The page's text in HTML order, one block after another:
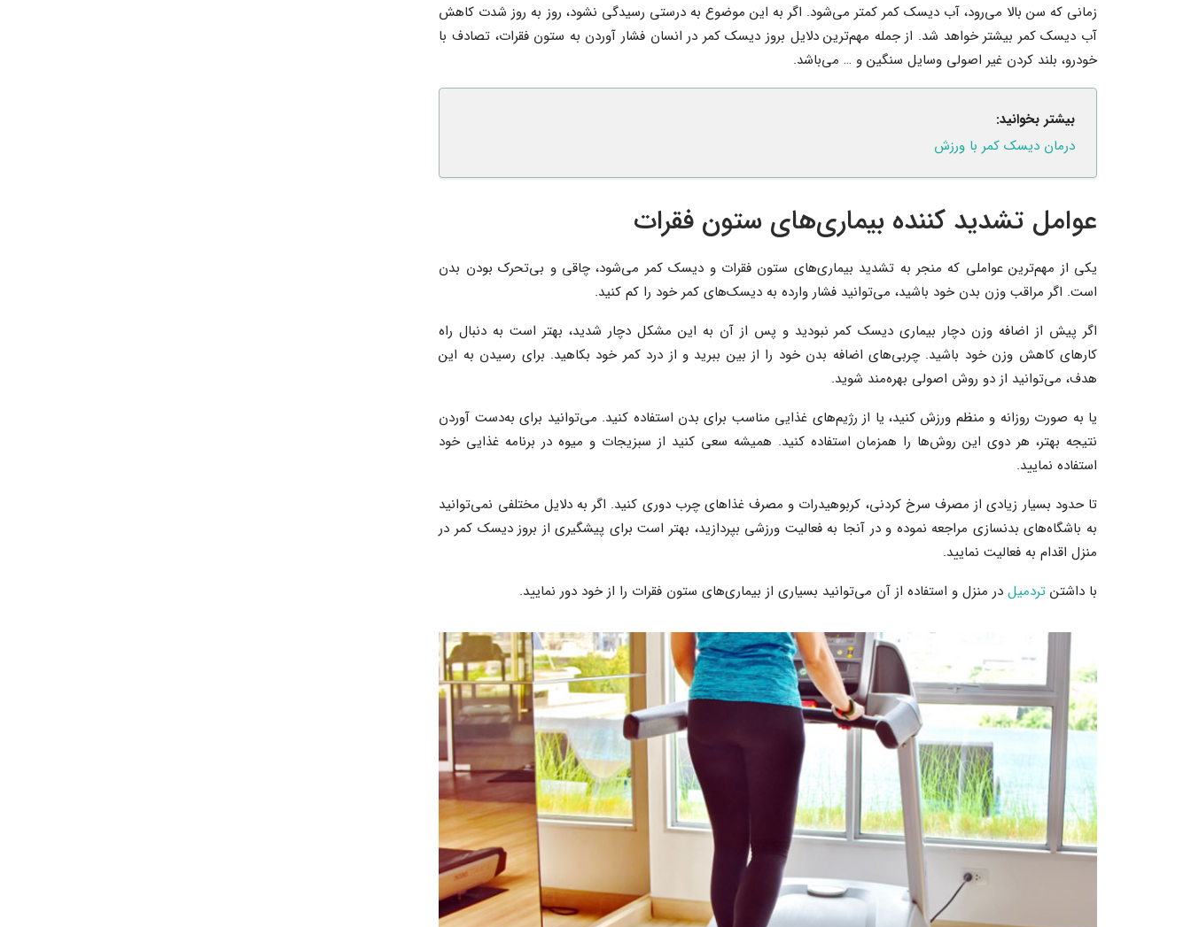
زمانی که سن بالا می‌رود، آب دیسک کمر کمتر می‌شود. اگر به این موضوع به درستی رسیدگی نشود، روز به روز شدت کاهش
آب دیسک کمر بیشتر خواهد شد. از جمله مهم‌ترین دلایل بروز دیسک کمر در انسان فشار آوردن به ستون فقرات، تصادف با
خودرو، بلند کردن غیر اصولی وسایل سنگین و … می‌باشد.
بیشتر بخوانید:
درمان دیسک کمر با ورزش
عوامل تشدید کننده بیماری‌های ستون فقرات
یکی از مهم‌ترین عواملی که منجر به تشدید بیماری‌های ستون فقرات و دیسک کمر می‌شود، چاقی و بی‌تحرک بودن بدن
است. اگر مراقب وزن بدن خود باشید، می‌توانید فشار وارده به دیسک‌های کمر خود را کم کنید.
اگر پیش از اضافه وزن دچار بیماری دیسک کمر نبودید و پس از آن به این مشکل دچار شدید، بهتر است به دنبال راه
کارهای کاهش وزن خود باشید. چربی‌های اضافه بدن خود را از بین ببرید و از درد کمر خود بکاهید. برای رسیدن به این
هدف، می‌توانید از دو روش اصولی بهره‌مند شوید.
یا به صورت روزانه و منظم ورزش کنید، یا از رژیم‌های غذایی مناسب برای بدن استفاده کنید. می‌توانید برای به‌دست آوردن
نتیجه بهتر، هر دوی این روش‌ها را همزمان استفاده کنید. همیشه سعی کنید از سبزیجات و میوه در برنامه غذایی خود
استفاده نمایید.
تا حدود بسیار زیادی از مصرف سرخ کردنی، کربوهیدرات و مصرف غذاهای چرب دوری کنید. اگر به دلایل مختلفی نمی‌توانید
به باشگاه‌های بدنسازی مراجعه نموده و در آنجا به فعالیت ورزشی بپردازید، بهتر است برای پیشگیری از بروز دیسک کمر در
منزل اقدام به فعالیت نمایید.
با داشتن تردمیل در منزل و استفاده از آن می‌توانید بسیاری از بیماری‌های ستون فقرات را از خود دور نمایید.